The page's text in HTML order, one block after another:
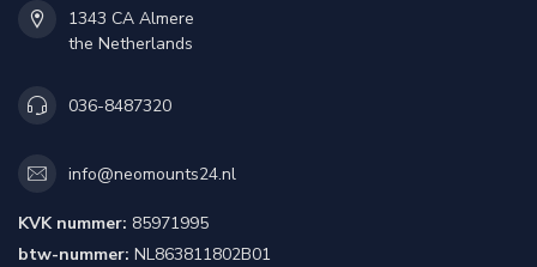
1343 CA Almere
the Netherlands
036-8487320
info@neomounts24.nl
KVK nummer: 85971995
btw-nummer: NL863811802B01